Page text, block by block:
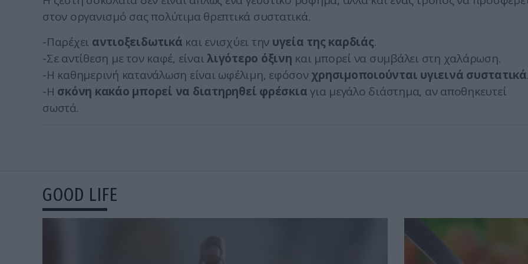
στον οργανισμό σας πολύτιμα θρεπτικά συστατικά.
-Παρέχει αντιοξειδωτικά και ενισχύει την υγεία της καρδιάς.
-Σε αντίθεση με τον καφέ, είναιλιγότερο όξινη και μπορεί να συμβάλει στη χαλάρωση.
-Η καθημερινή κατανάλωση είναι ωφέλιμη, εφόσονχρησιμοποιούνται υγιεινά συστατικά
-Η σκόνη κακάο μπορεί να διατηρηθεί φρέσκιαγια μεγάλο διάστημα, αν αποθηκευτεί
σωστά.
GOOD LIFE